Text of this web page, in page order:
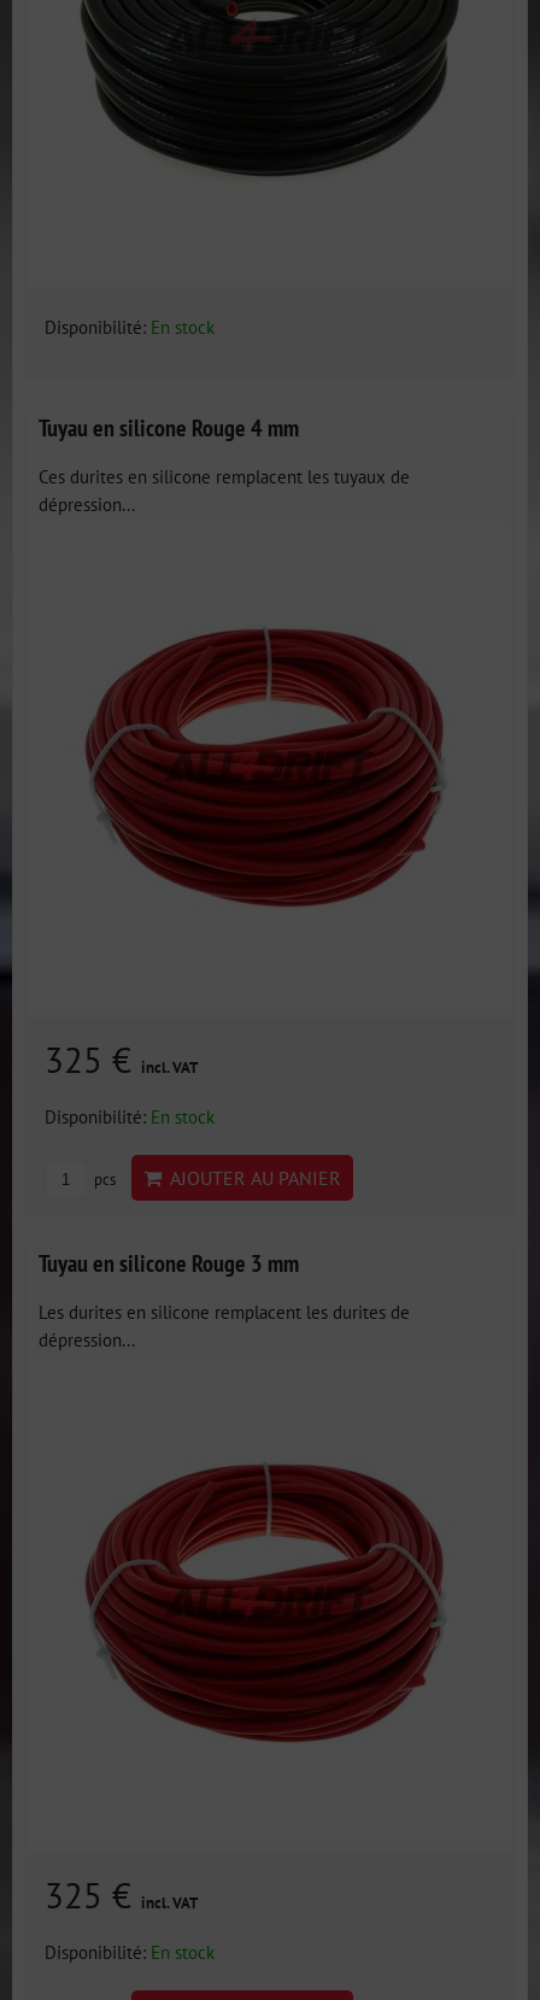
Disponibilité: En stock
Tuyau en silicone Rouge 4 mm
Ces durites en silicone remplacent les tuyaux de
dépression...
325 € incl. VAT
Disponibilité: En stock
pcs AJOUTER AU PANIER
Tuyau en silicone Rouge 3 mm
Les durites en silicone remplacent les durites de
dépression...
325 € incl. VAT
Disponibilité: En stock